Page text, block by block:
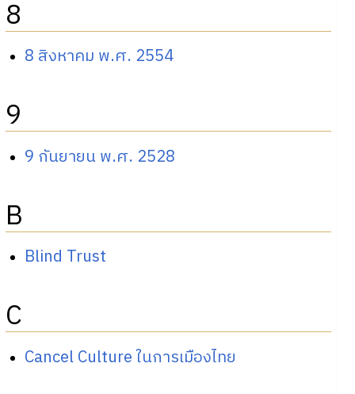
8
8 สิงหาคม พ.ศ. 2554
9
9 กันยายน พ.ศ. 2528
B
Blind Trust
C
Cancel Culture ในการเมืองไทย